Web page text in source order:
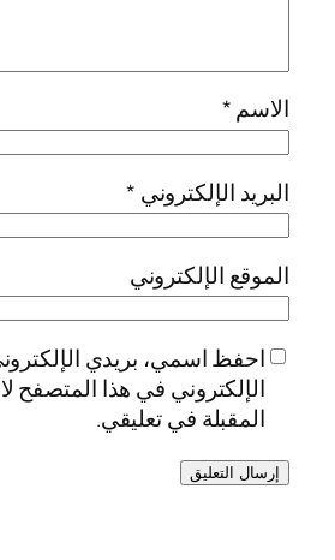
الاسم*
البريد الإلكتروني *
الموقع الإلكتروني
احفظ اسمي، بريدي
الإلكتروني في هذا المتصفح
المقبلة في تعليقي.